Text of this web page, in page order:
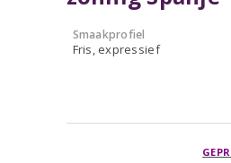
Smaakprofiel
Fris, expressief